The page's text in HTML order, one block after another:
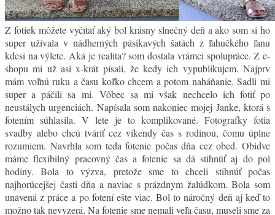
Z fotiek môžete vyčítať aký bol krásny slnečný deň a ako som si ho
super užívala v nádherných pásikavých šatách z ľahučkého ľanu
kdesi na výlete. Aká je realita? som dostala vrámci spolupráce. Z e-
shopu mi už asi x-krát písali, že kedy ich vypublikujem. Najprv
mám voľnú ruku a času koľko chcem a potom naháňanie. Sadli mi
super a páčili sa mi. Vôbec sa mi však nechcelo ich fotiť po
neustálych urgenciách. Napísala som nakoniec mojej Janke, ktorá s
fotením súhlasila. V lete je to komplikované. Fotografky fotia
svadby alebo chcú tváriť cez víkendy čas s rodinou, čomu úplne
rozumiem. Navrhla som teda fotenie počas dňa cez obed. Obidve
máme flexibilný pracovný čas a fotenie sa dá stihnúť aj do pol
hodiny. Bola to výzva, pretože sme to chceli stihnúť počas
najhorúcejšej časti dňa a naviac s prázdnym žalúdkom. Bola som
unavená z práce a po fotení ešte viac. Bol to náročný deň aj keď to
možno tak nevyzerá. Na fotenie sme nemali veľa času, museli sme za